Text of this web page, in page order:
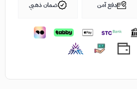
دفع آمن ضمان ذهبي